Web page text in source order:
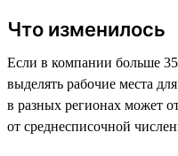
Что изменилось
Если в компании больше
выделять рабочие места
в разных регионах может
от среднесписочной